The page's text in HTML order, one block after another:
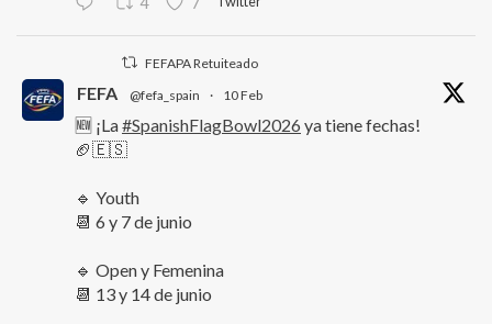
FEFAPA Retuiteado
FEFA @fefa_spain · 10 Feb
🆕 ¡La#SpanishFlagBowl2026 ya tiene fechas!
🏈🇪🇸
🔹 Youth
📆 6 y 7 de junio
🔹 Open y Femenina
📆 13 y 14 de junio